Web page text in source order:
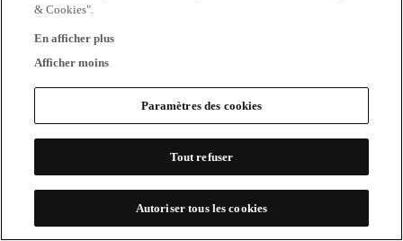
& Cookies".
En afficher plus
Afficher moins
Paramètres des cookies
Tout refuser
Autoriser tous les cookies